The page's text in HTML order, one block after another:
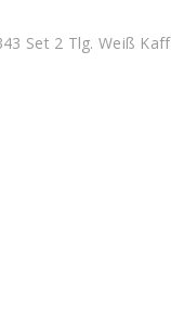
Set 2 Tlg. Weiß